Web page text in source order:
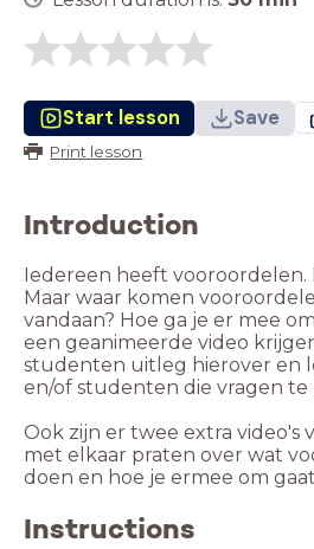
Start lesson Save
Print lesson
Introduction
Iedereen heeft vooroordelen.
Maar waar komen
vandaan? Hoe ga je er mee
een geanimeerde video
studenten uitleg hierover en
en/of studenten die vragen
Ook zijn er twee extra video's
met elkaar praten over wat
doen en hoe je ermee om
Instructions